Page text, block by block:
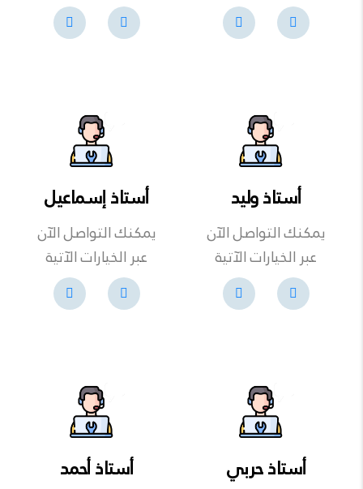
أستاذ وليد
يمكنك التواصل الآن
عبر الخيارات الآتية
أستاذ إسماعيل
يمكنك التواصل الآن
عبر الخيارات الآتية
أستاذ حربي أستاذ أحمد